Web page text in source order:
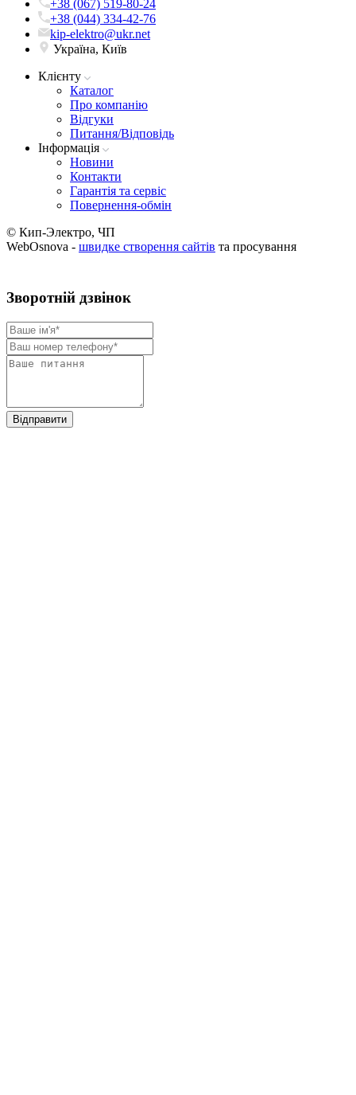
+38 (067) 519-80-24
+38 (044) 334-42-76
kip-elektro@ukr.net
Україна, Київ
Клієнту
Каталог
Про компанію
Вiдгуки
Питання/Відповідь
Iнформацiя
Новини
Контакти
Гарантія та сервіс
Повернення-обмін
© Кип-Электро, ЧП
WebOsnova - швидке створення сайтів та просування
Зворотнiй дзвiнок